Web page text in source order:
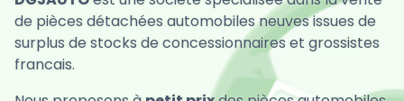
de pièces détachées automobiles neuves issues de
surplus de stocks de concessionnaires et grossistes
francais.